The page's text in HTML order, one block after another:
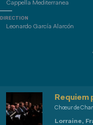
Cappella Mediterranea
DIRECTION
Leonardo García Alarcón
Chœur de
Requiem
Lorraine,